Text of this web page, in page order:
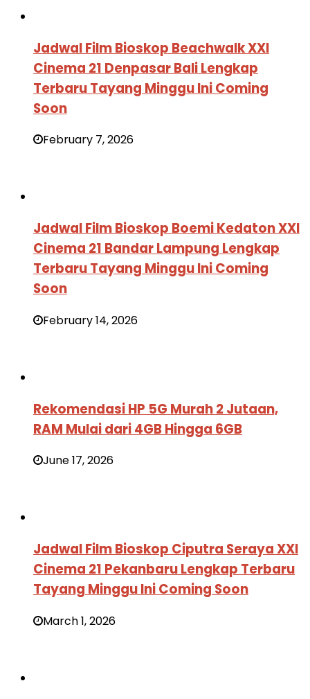
Jadwal Film Bioskop Beachwalk XXI
Cinema 21 Denpasar Bali Lengkap
Terbaru Tayang Minggu Ini Coming
Soon
February 7, 2026
Jadwal Film Bioskop Boemi Kedaton XXI
Cinema 21 Bandar Lampung Lengkap
Terbaru Tayang Minggu Ini Coming
Soon
February 14, 2026
Rekomendasi HP 5G Murah 2 Jutaan,
RAM Mulai dari 4GB Hingga 6GB
June 17, 2026
Jadwal Film Bioskop Ciputra Seraya XXI
Cinema 21 Pekanbaru Lengkap Terbaru
Tayang Minggu Ini Coming Soon
March 1, 2026